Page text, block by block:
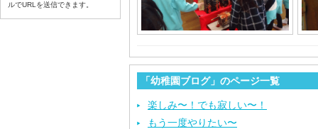
「幼稚園ブログ」のページ一覧
楽しみ〜！でも寂しい〜！
もう一度やりたい〜
ルでURLを送信できます。